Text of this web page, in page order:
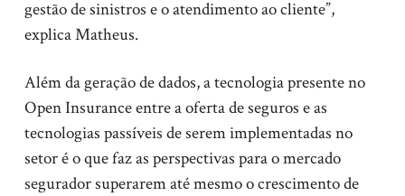
gestão de sinistros e o atendimento ao cliente”,
explica Matheus.
Além da geração de dados, a tecnologia presente no
Open Insurance entre a oferta de seguros e as
tecnologias passíveis de serem implementadas no
setor é o que faz as perspectivas para o mercado
segurador superarem até mesmo o crescimento de